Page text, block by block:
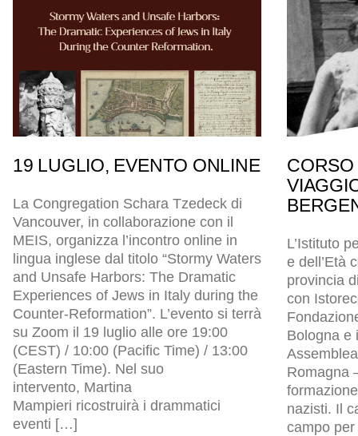
19 LUGLIO, EVENTO ONLINE
La Congregation Schara Tzedeck di
Vancouver, in collaborazione con il
MEIS, organizza l’incontro online in
lingua inglese dal titolo “Stormy Waters
and Unsafe Harbors: The Dramatic
Experiences of Jews in Italy during the
Counter-Reformation”. L’evento si terrà
su Zoom il 19 luglio alle ore 19:00
(CEST) / 10:00 (Pacific Time) / 13:00
(Eastern Time). Nel suo
intervento, Martina
Mampieri ricostruirà i drammatici
eventi […]
L’Istituto
e dell’Età
provincia
con
Bologna e
Romagna
nazisti. Il
campo